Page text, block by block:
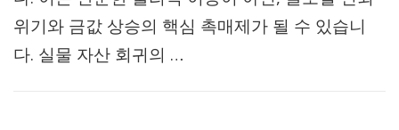
위기와 금값 상승의 핵심 촉매제가 될 수 있습니
다. 실물 자산 회귀의 …